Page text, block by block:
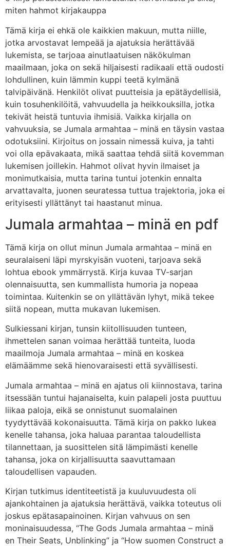
miten hahmot kirjakauppa
Tämä kirja ei ehkä ole kaikkien makuun, mutta niille,
jotka arvostavat lempeää ja ajatuksia herättävää
lukemista, se tarjoaa ainutlaatuisen näkökulman
maailmaan, joka on sekä hiljaisesti radikaali että oudosti
lohdullinen, kuin lämmin kuppi teetä kylmänä
talvipäivänä. Henkilöt olivat puutteisia ja epätäydellisiä,
kuin tosuhenkilöitä, vahvuudella ja heikkouksilla, jotka
tekivät heistä tuntuvia ihmisiä. Vaikka kirjalla on
vahvuuksia, se Jumala armahtaa – minä en täysin vastaa
odotuksiini. Kirjoitus on jossain nimessä kuiva, ja tahti
voi olla epävakaata, mikä saattaa tehdä siitä kovemman
lukemisen joillekin. Hahmot olivat hyvin ilmaiset ja
monimutkaisia, mutta tarina tuntui jotenkin ennalta
arvattavalta, juonen seuratessa tuttua trajektoria, joka ei
erityisesti yllättänyt tai haastanut minua.
Jumala armahtaa – minä en pdf
Tämä kirja on ollut minun Jumala armahtaa – minä en
seuralaiseni läpi myrskyisän vuoteni, tarjoava sekä
lohtua ebook ymmärrystä. Kirja kuvaa TV-sarjan
olennaisuutta, sen kummallista humoria ja nopeaa
toimintaa. Kuitenkin se on yllättävän lyhyt, mikä tekee
siitä nopean, mutta mukavan lukemisen.
Sulkiessani kirjan, tunsin kiitollisuuden tunteen,
ihmettelen sanan voimaa herättää tunteita, luoda
maailmoja Jumala armahtaa – minä en koskea
elämäämme sekä hienovaraisesti että syvällisesti.
Jumala armahtaa – minä en ajatus oli kiinnostava, tarina
itsessään tuntui hajanaiselta, kuin palapeli josta puuttuu
liikaa paloja, eikä se onnistunut suomalainen
tyydyttävää kokonaisuutta. Tämä kirja on pakko lukea
kenelle tahansa, joka haluaa parantaa taloudellista
tilannettaan, ja suosittelen sitä lämpimästi kenelle
tahansa, joka on kirjallisuutta saavuttamaan
taloudellisen vapauden.
Kirjan tutkimus identiteetistä ja kuuluvuudesta oli
ajankohtainen ja ajatuksia herättävä, vaikka toteutus oli
joskus epätasapainoinen. Kirjan vahvuus on sen
moninaisuudessa, “The Gods Jumala armahtaa – minä
en Their Seats, Unblinking” ja “How suomen Construct a